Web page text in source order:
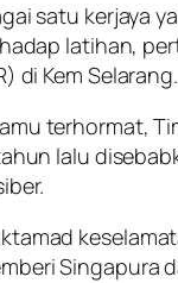
satu kerjaya
latihan,
di Kem Selarang.
terhormat,
lalu
Singapura